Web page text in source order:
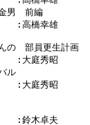
男　前編
:高橋幸雄
　部員更生計画
:大庭秀昭
ル
:大庭秀昭
:鈴木卓夫